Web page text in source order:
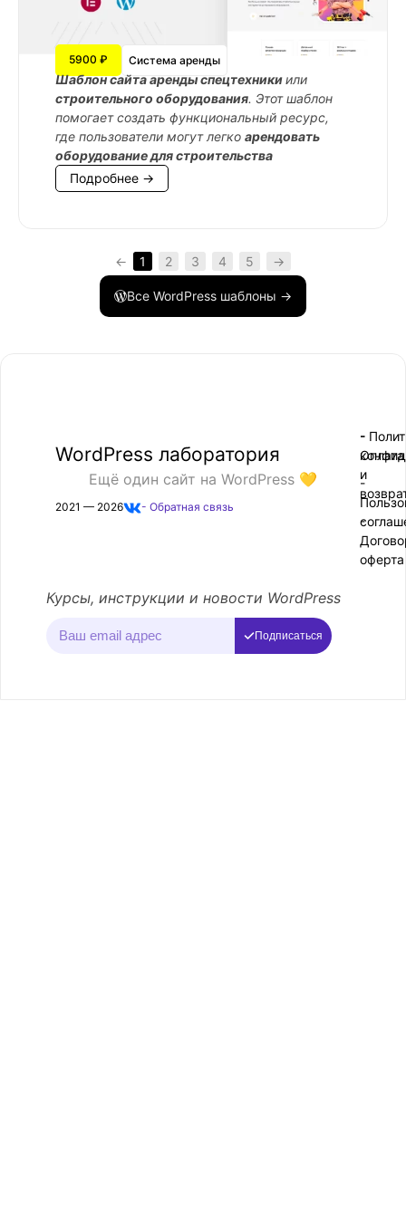
5900 ₽ Система аренды
Шаблон сайта аренды спецтехникиили
строительного оборудования. Этот шаблон
помогает создать функциональный ресурс,
где пользователи могут легко арендовать
оборудование для строительства
Подробнее →
← 1 2 3 4 5 →
Все WordPress шаблоны →
WordPress лаборатория
Ещё один сайт на WordPress 💛
2021 — 2026 - Обратная связь
-
-
-
Оплата
и
-
оферта
Курсы, инструкции и новости WordPress
Подписаться